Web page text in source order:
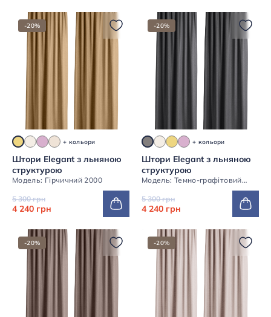
-20%
+ кольори
Штори Elegant з льняною
структурою
Модель: Гірчичний 2000
5 300 грн
4 240 грн
-20%
+ кольори
Штори Elegant з льняною
структурою
Модель: Темно-графітовий
5 300 грн
4 240 грн
-20% -20%